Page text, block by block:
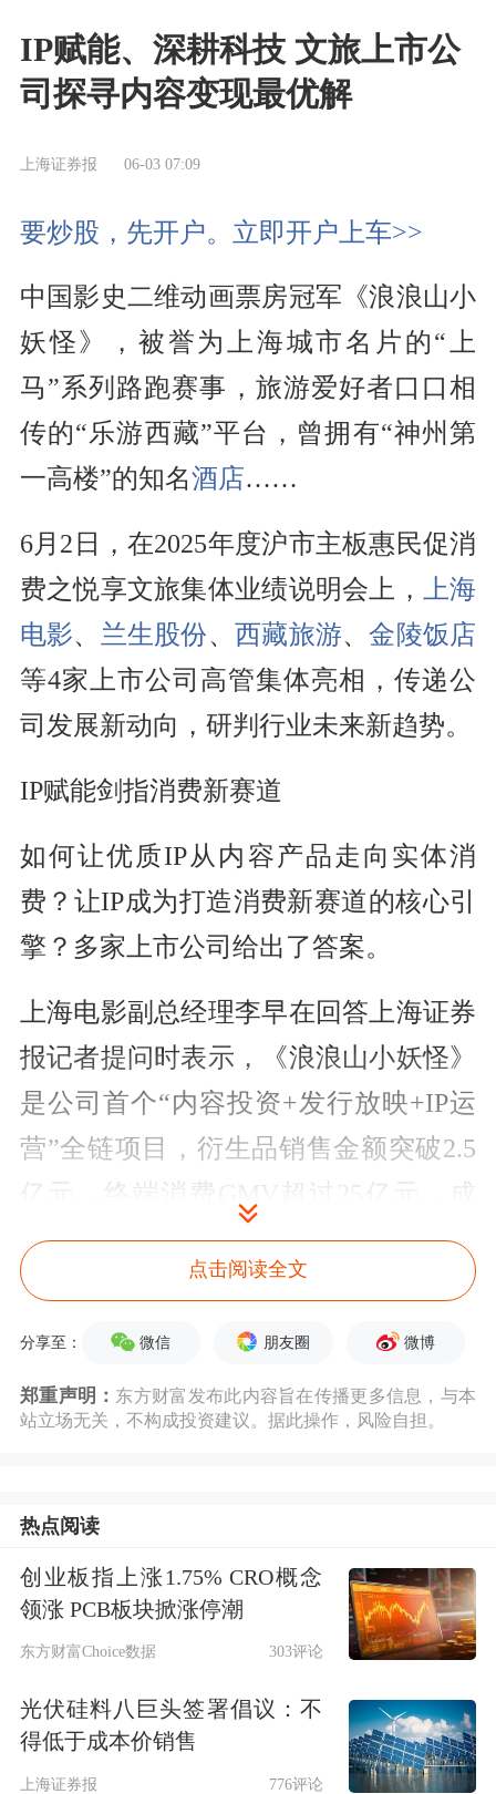
IP赋能、深耕科技 文旅上市公
司探寻内容变现最优解
上海证券报 06-03 07:09
要炒股，先开户。立即开户上车>>
中国影史二维动画票房冠军《浪浪山小
妖怪》，被誉为上海城市名片的“上
马”系列路跑赛事，旅游爱好者口口相
传的“乐游西藏”平台，曾拥有“神州第
一高楼”的知名酒店……
6月2日，在2025年度沪市主板惠民促消
费之悦享文旅集体业绩说明会上， 上海
电影、 兰生股份、 西藏旅游、金陵饭店
等4家上市公司高管集体亮相，传递公
司发展新动向，研判行业未来新趋势。
IP赋能剑指消费新赛道
如何让优质IP从内容产品走向实体消
费？让IP成为打造消费新赛道的核心引
擎？多家上市公司给出了答案。
上海电影副总经理李早在回答上海证券
报记者提问时表示，《浪浪山小妖怪》
是公司首个“内容投资+发行放映+IP运
营”全链项目，衍生品销售金额突破2.5
亿元，终端消费GMV超过25亿元，成
为跨平台、跨圈层、跨产业的现象级作
品。
“我们将持续深耕国风动画赛道，稳步
推进动画电影《浪浪山小妖怪2》《中
容储备、扩容升级IP矩阵。”李早表
示。
兰生股份董事长陈小宏表示，公司围
赛和上海帆船公开赛构建“三上”赛事IP
体系。公司持续推进IP专业化、品牌
点击阅读全文
分享至： 微信 朋友圈 微博
郑重声明： 东方财富发布此内容旨在传播更多信息，与本
站立场无关，不构成投资建议。据此操作，风险自担。
热点阅读
创业板指上涨1.75% CRO概念
领涨 PCB板块掀涨停潮
东方财富Choice数据 303评论
光伏硅料八巨头签署倡议：不
得低于成本价销售
上海证券报 776评论